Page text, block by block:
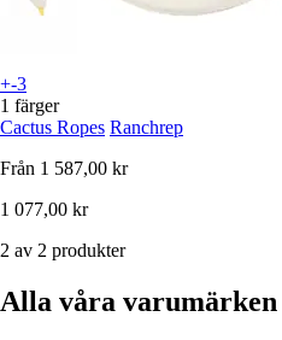
+-3
1 färger
Cactus Ropes Ranchrep
Från 1 587,00 kr
1 077,00 kr
2 av 2 produkter
Alla våra varumärken